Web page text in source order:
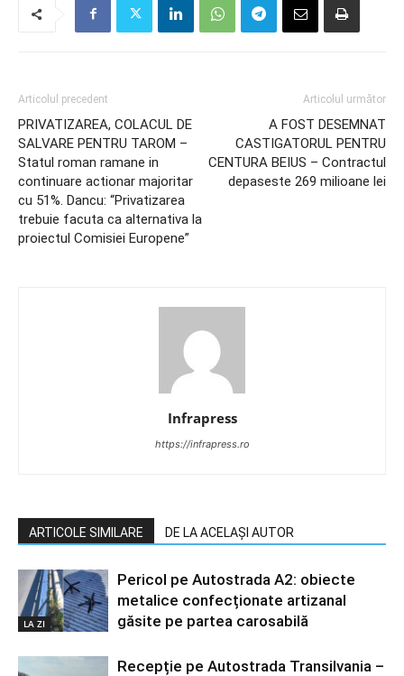
Articolul precedent
PRIVATIZAREA, COLACUL DE
SALVARE PENTRU TAROM –
Statul roman ramane in
continuare actionar majoritar
cu 51%. Dancu: “Privatizarea
trebuie facuta ca alternativa la
proiectul Comisiei Europene”
Articolul următor
A FOST DESEMNAT
CASTIGATORUL PENTRU
CENTURA BEIUS – Contractul
depaseste 269 milioane lei
Infrapress
https://infrapress.ro
ARTICOLE SIMILARE DE LA ACELAȘI AUTOR
LA ZI
Pericol pe Autostrada A2: obiecte
metalice confecționate artizanal
găsite pe partea carosabilă
Recepție pe Autostrada Transilvania –